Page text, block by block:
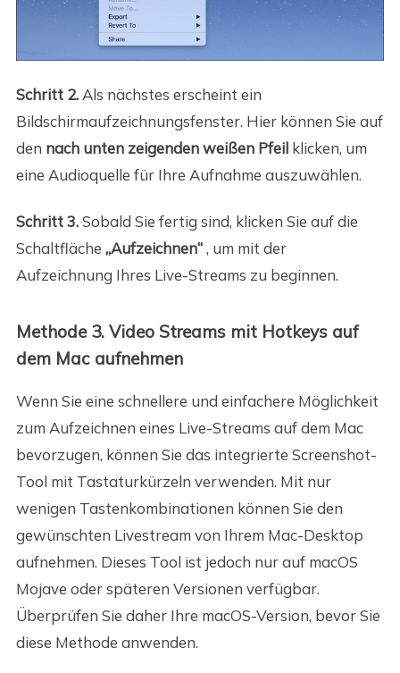
Schritt 2.Als nächstes erscheint ein
Bildschirmaufzeichnungsfenster. Hier können Sie auf
den nach unten zeigenden weißen Pfeilklicken, um
eine Audioquelle für Ihre Aufnahme auszuwählen.
Schritt 3.Sobald Sie fertig sind, klicken Sie auf die
Schaltfläche „Aufzeichnen“, um mit der
Aufzeichnung Ihres Live-Streams zu beginnen.
Methode 3. Video Streams mit Hotkeys auf
dem Mac aufnehmen
Wenn Sie eine schnellere und einfachere Möglichkeit
zum Aufzeichnen eines Live-Streams auf dem Mac
bevorzugen, können Sie das integrierte Screenshot-
Tool mit Tastaturkürzeln verwenden. Mit nur
wenigen Tastenkombinationen können Sie den
gewünschten Livestream von Ihrem Mac-Desktop
aufnehmen. Dieses Tool ist jedoch nur auf macOS
Mojave oder späteren Versionen verfügbar.
Überprüfen Sie daher Ihre macOS-Version, bevor Sie
diese Methode anwenden.